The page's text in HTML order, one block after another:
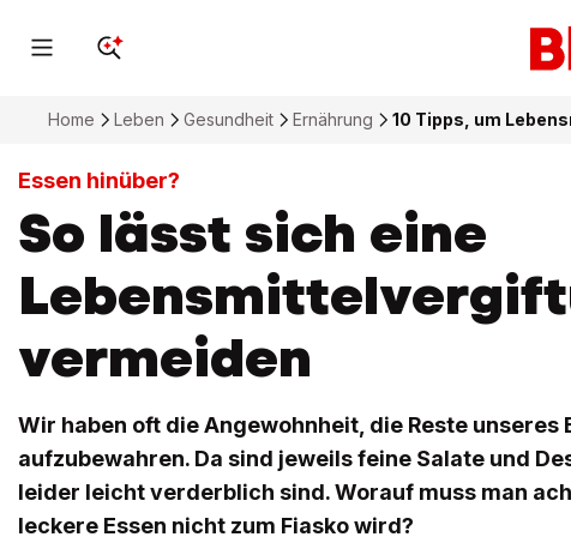
Home Leben Gesundheit Ernährung 10 Tipps, um
Essen hinüber?
So lässt sich eine
vermeiden
Wir haben oft die Angewohnheit, die Reste unseres
aufzubewahren. Da sind jeweils feine Salate und
leider leicht verderblich sind. Worauf muss man
leckere Essen nicht zum Fiasko wird?